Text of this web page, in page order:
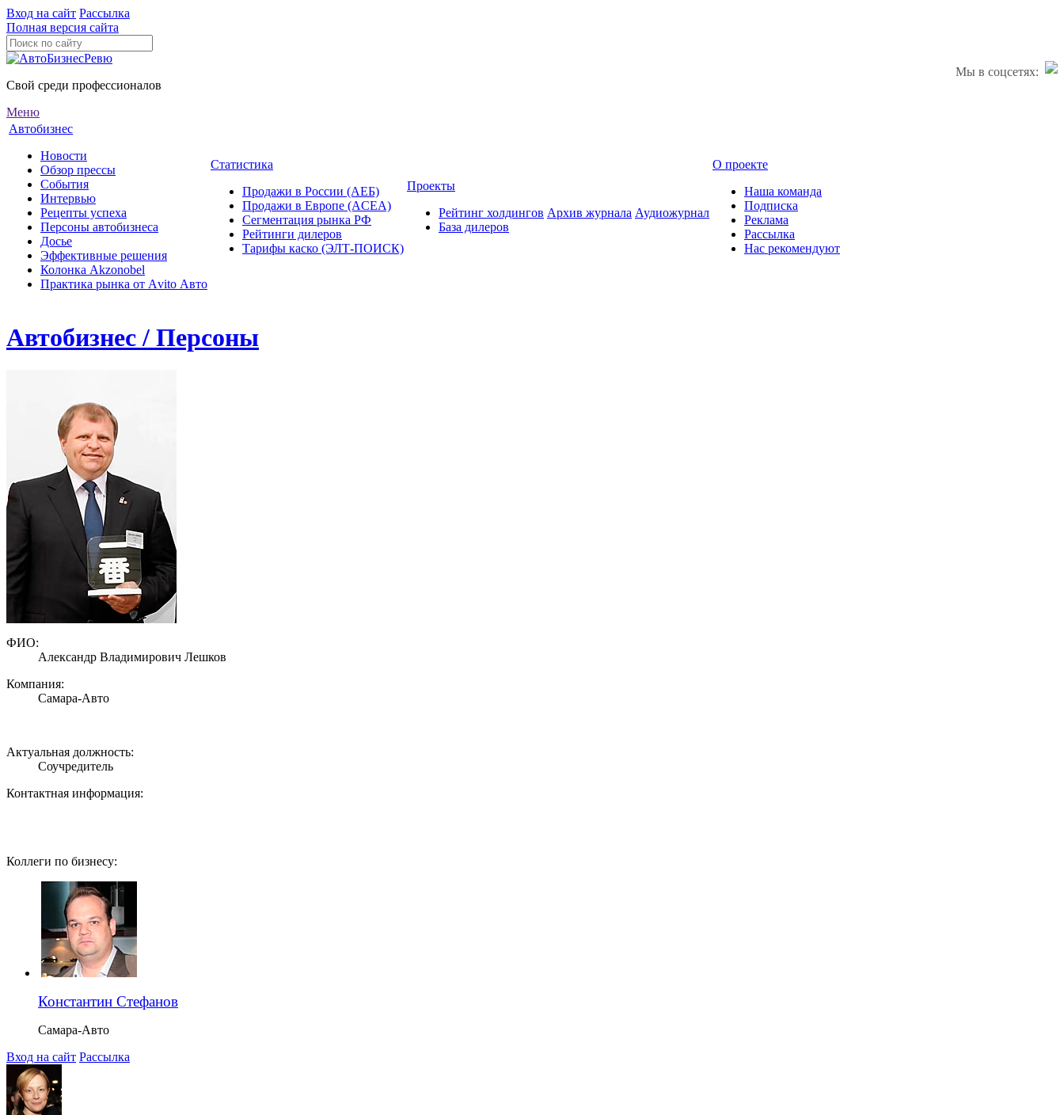
Вход на сайт Рассылка
Полная версия сайта
Мы в соцсетях:
Свой среди профессионалов
Меню
Автобизнес
Новости
Обзор прессы
События
Интервью
Рецепты успеха
Персоны автобизнеса
Досье
Эффективные решения
Колонка Akzonobel
Практика рынка от Аvito Авто
Статистика
Продажи в России (АЕБ)
Продажи в Европе (ACEA)
Сегментация рынка РФ
Рейтинги дилеров
Тарифы каско (ЭЛТ-ПОИСК)
Проекты
Рейтинг холдингов
База дилеров
Архив журнала Аудиожурнал
О проекте
Наша команда
Подписка
Реклама
Рассылка
Нас рекомендуют
Автобизнес / Персоны
ФИО:
Александр Владимирович Лешков
Компания:
Самара-Авто
Актуальная должность:
Соучредитель
Контактная информация:
Коллеги по бизнесу:
Константин Стефанов
Самара-Авто
Вход на сайт Рассылка